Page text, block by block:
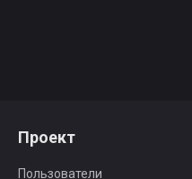
Проект
Пользователи